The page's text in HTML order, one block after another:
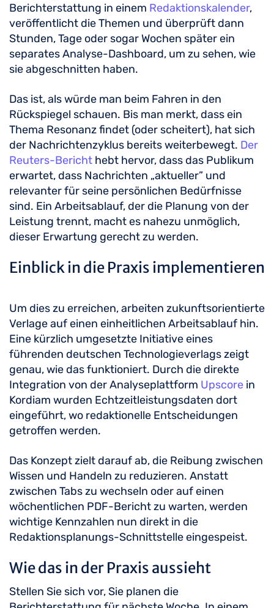
Berichterstattung in einem Redaktionskalender,
veröffentlicht die Themen und überprüft dann
Stunden, Tage oder sogar Wochen später ein
separates Analyse-Dashboard, um zu sehen, wie
sie abgeschnitten haben.
Das ist, als würde man beim Fahren in den
Rückspiegel schauen. Bis man merkt, dass ein
Thema Resonanz findet (oder scheitert), hat sich
der Nachrichtenzyklus bereits weiterbewegt. Der
Reuters-Bericht hebt hervor, dass das Publikum
erwartet, dass Nachrichten „aktueller” und
relevanter für seine persönlichen Bedürfnisse
sind. Ein Arbeitsablauf, der die Planung von der
Leistung trennt, macht es nahezu unmöglich,
dieser Erwartung gerecht zu werden.
Einblick in die Praxis implementieren
Um dies zu erreichen, arbeiten zukunftsorientierte
Verlage auf einen einheitlichen Arbeitsablauf hin.
Eine kürzlich umgesetzte Initiative eines
führenden deutschen Technologieverlags zeigt
genau, wie das funktioniert. Durch die direkte
Integration von der Analyseplattform Upscore in
Kordiam wurden Echtzeitleistungsdaten dort
eingeführt, wo redaktionelle Entscheidungen
getroffen werden.
Das Konzept zielt darauf ab, die Reibung zwischen
Wissen und Handeln zu reduzieren. Anstatt
zwischen Tabs zu wechseln oder auf einen
wöchentlichen PDF-Bericht zu warten, werden
wichtige Kennzahlen nun direkt in die
Redaktionsplanungs-Schnittstelle eingespeist.
Wie das in der Praxis aussieht
Stellen Sie sich vor, Sie planen die